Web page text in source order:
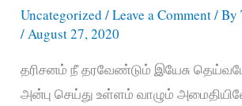
Uncategorized /Leave a Comment/ By
/ August 27, 2020
தரிசனம் நீ தரவேண்டும் இயேசு
அன்பு செய்து உள்ளம் வாழும்